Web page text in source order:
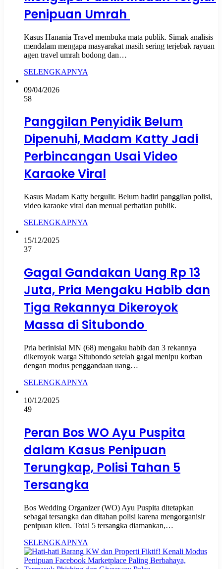
Penipuan Umrah
Kasus Hanania Travel membuka mata publik. Simak analisis
mendalam mengapa masyarakat masih sering terjebak rayuan
agen travel umrah bodong dan…
SELENGKAPNYA
09/04/2026
58
Panggilan Penyidik Belum
Dipenuhi, Madam Katty Jadi
Perbincangan Usai Video
Karaoke Viral
Kasus Madam Katty bergulir. Belum hadiri panggilan polisi,
video karaoke viral dan menuai perhatian publik.
SELENGKAPNYA
15/12/2025
37
Gagal Gandakan Uang Rp 13
Juta, Pria Mengaku Habib dan
Tiga Rekannya Dikeroyok
Massa di Situbondo
Pria berinisial MN (68) mengaku habib dan 3 rekannya
dikeroyok warga Situbondo setelah gagal menipu korban
dengan modus penggandaan uang…
SELENGKAPNYA
10/12/2025
49
Peran Bos WO Ayu Puspita
dalam Kasus Penipuan
Terungkap, Polisi Tahan 5
Tersangka
Bos Wedding Organizer (WO) Ayu Puspita ditetapkan
sebagai tersangka dan ditahan polisi karena mengorganisir
penipuan klien. Total 5 tersangka diamankan,…
SELENGKAPNYA